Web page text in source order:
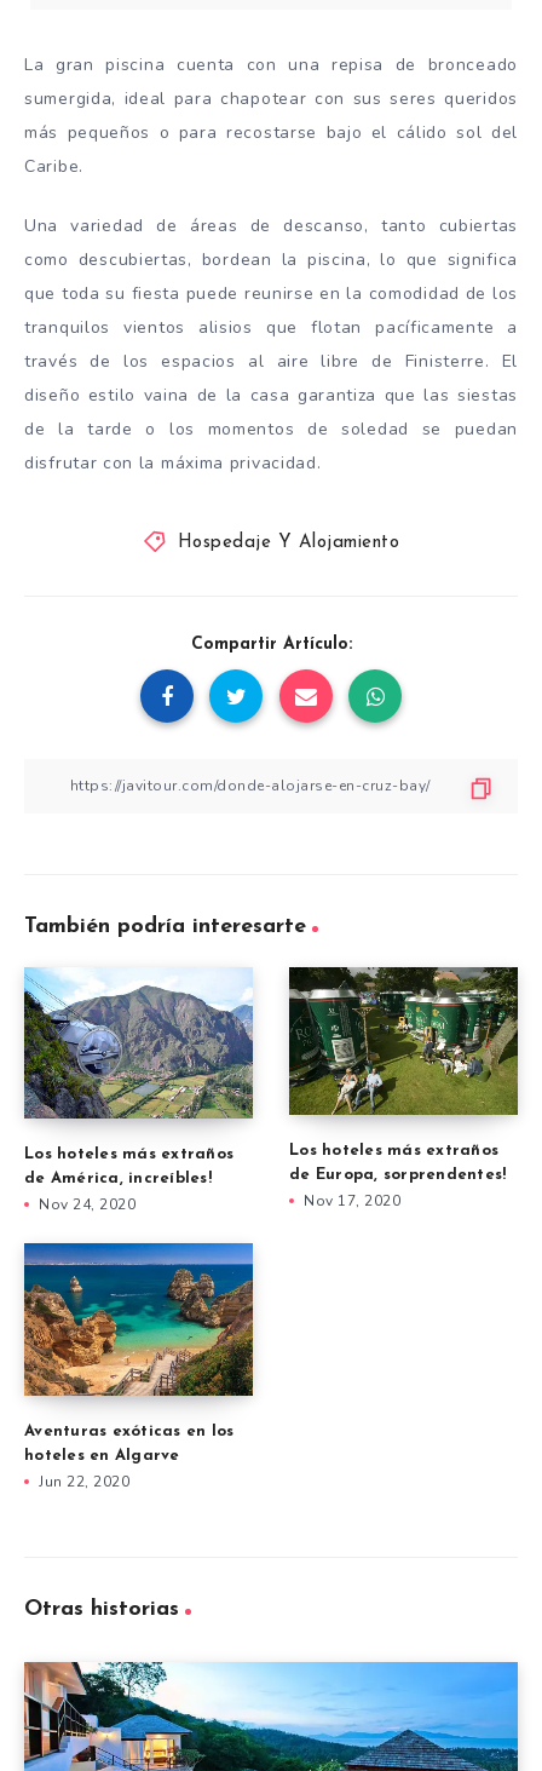
La gran piscina cuenta con una repisa de bronceado
sumergida, ideal para chapotear con sus seres queridos
más pequeños o para recostarse bajo el cálido sol del
Caribe.
Una variedad de áreas de descanso, tanto cubiertas
como descubiertas, bordean la piscina, lo que significa
que toda su fiesta puede reunirse en la comodidad de los
tranquilos vientos alisios que flotan pacíficamente a
través de los espacios al aire libre de Finisterre. El
diseño estilo vaina de la casa garantiza que las siestas
de la tarde o los momentos de soledad se puedan
disfrutar con la máxima privacidad.
Hospedaje Y Alojamiento
Compartir Artículo:
También podría interesarte
Los hoteles más extraños
de América, increíbles!
Nov 24, 2020
Los hoteles más extraños
de Europa, sorprendentes!
Nov 17, 2020
Aventuras exóticas en los
hoteles en Algarve
Jun 22, 2020
Otras historias